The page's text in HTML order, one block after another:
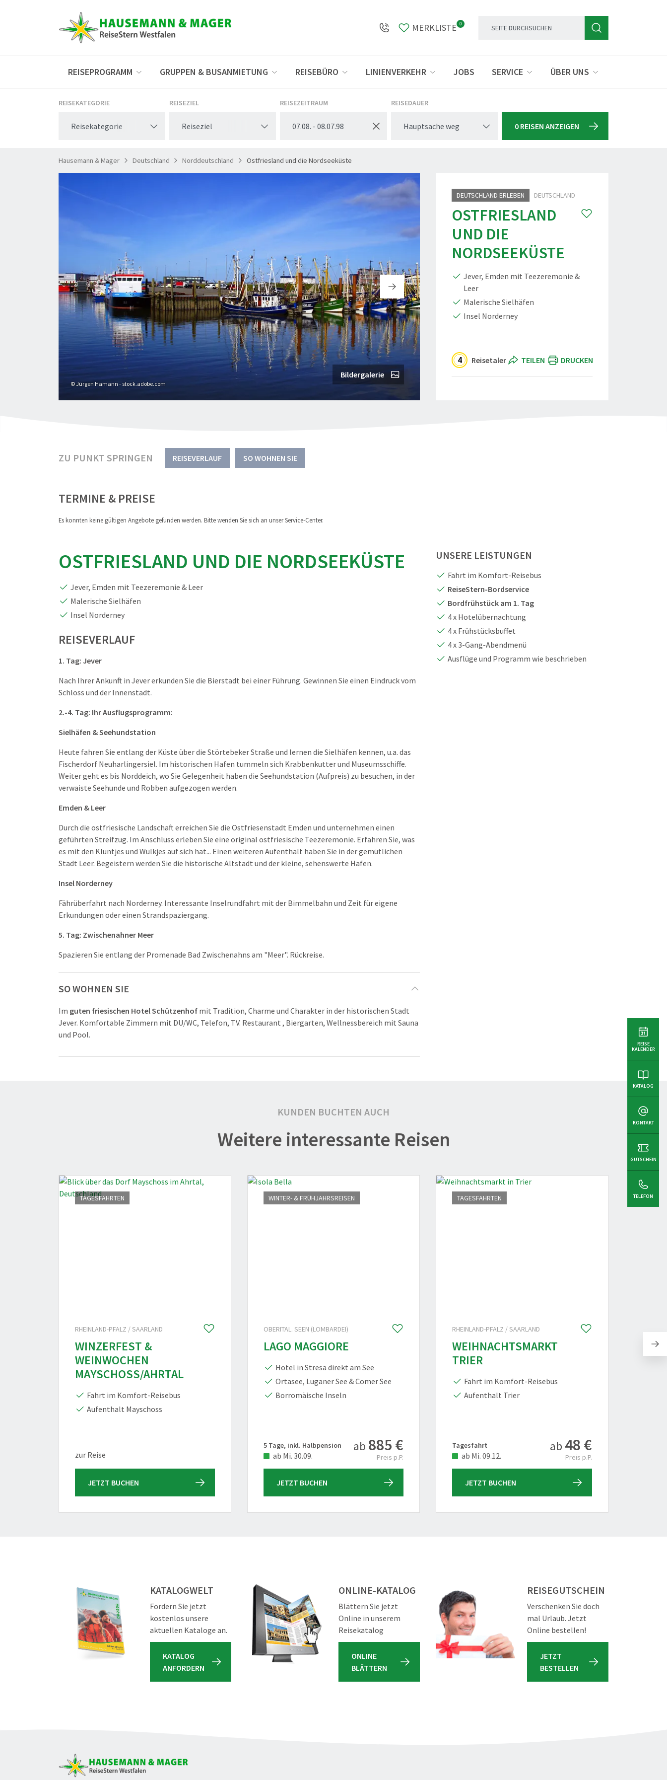
Öffnungszeiten
MERKLISTE 0
REISEPROGRAMM GRUPPEN & BUSANMIETUNG REISEBÜRO LINIENVERKEHR JOBS SERVICE ÜBER UNS
REISEKATEGORIE
Reisekategorie
REISEZIEL
Reiseziel
REISEZEITRAUM REISEDAUER
Hauptsache weg 0 REISEN ANZEIGEN
Hausemann & Mager Deutschland Norddeutschland Ostfriesland und die Nordseeküste
© Jürgen Hamann - stock.adobe.com
Bildergalerie
DEUTSCHLAND ERLEBEN DEUTSCHLAND
OSTFRIESLAND
UND DIE
NORDSEEKÜSTE
Jever, Emden mit Teezeremonie &
Leer
Malerische Sielhäfen
Insel Norderney
4 Reisetaler TEILEN DRUCKEN
ZU PUNKT SPRINGEN REISEVERLAUF SO WOHNEN SIE
TERMINE & PREISE
Es konnten keine gültigen Angebote gefunden werden. Bitte wenden Sie sich an unser Service-Center.
OSTFRIESLAND UND DIE NORDSEEKÜSTE
Jever, Emden mit Teezeremonie & Leer
Malerische Sielhäfen
Insel Norderney
REISEVERLAUF
1. Tag: Jever
Nach Ihrer Ankunft in Jever erkunden Sie die Bierstadt bei einer Führung. Gewinnen Sie einen Eindruck vom
Schloss und der Innenstadt.
2.-4. Tag: Ihr Ausflugsprogramm:
Sielhäfen & Seehundstation
Heute fahren Sie entlang der Küste über die Störtebeker Straße und lernen die Sielhäfen kennen, u.a. das
Fischerdorf Neuharlingersiel. Im historischen Hafen tummeln sich Krabbenkutter und Museumsschiffe.
Weiter geht es bis Norddeich, wo Sie Gelegenheit haben die Seehundstation (Aufpreis) zu besuchen, in der
verwaiste Seehunde und Robben aufgezogen werden.
Emden & Leer
Durch die ostfriesische Landschaft erreichen Sie die Ostfriesenstadt Emden und unternehmen einen
geführten Streifzug. Im Anschluss erleben Sie eine original ostfriesische Teezeremonie. Erfahren Sie, was
es mit den Kluntjes und Wulkjes auf sich hat... Einen weiteren Aufenthalt haben Sie in der gemütlichen
Stadt Leer. Begeistern werden Sie die historische Altstadt und der kleine, sehenswerte Hafen.
Insel Norderney
Fährüberfahrt nach Norderney. Interessante Inselrundfahrt mit der Bimmelbahn und Zeit für eigene
Erkundungen oder einen Strandspaziergang.
5. Tag: Zwischenahner Meer
Spazieren Sie entlang der Promenade Bad Zwischenahns am "Meer". Rückreise.
SO WOHNEN SIE
Im guten friesischen Hotel Schützenhof mit Tradition, Charme und Charakter in der historischen Stadt
Jever. Komfortable Zimmern mit DU/WC, Telefon, TV. Restaurant , Biergarten, Wellnessbereich mit Sauna
und Pool.
UNSERE LEISTUNGEN
Fahrt im Komfort-Reisebus
ReiseStern-Bordservice
Bordfrühstück am 1. Tag
4 x Hotelübernachtung
4 x Frühstücksbuffet
4 x 3-Gang-Abendmenü
Ausflüge und Programm wie beschrieben
KUNDEN BUCHTEN AUCH
Weitere interessante Reisen
TAGESFAHRTEN
RHEINLAND-PFALZ / SAARLAND
WINZERFEST &
WEINWOCHEN
MAYSCHOSS/AHRTAL
Fahrt im Komfort-Reisebus
Aufenthalt Mayschoss
zur Reise
JETZT BUCHEN
WINTER- & FRÜHJAHRSREISEN
OBERITAL. SEEN (LOMBARDEI)
LAGO MAGGIORE
Hotel in Stresa direkt am See
Ortasee, Luganer See & Comer See
Borromäische Inseln
5 Tage, inkl. Halbpension
ab Mi. 30.09.
ab 885 €
Preis p.P.
JETZT BUCHEN
TAGESFAHRTEN
RHEINLAND-PFALZ / SAARLAND
WEIHNACHTSMARKT
TRIER
Fahrt im Komfort-Reisebus
Aufenthalt Trier
Tagesfahrt
ab Mi. 09.12.
ab 48 €
Preis p.P.
JETZT BUCHEN
REISE
KALENDER
KATALOG
KONTAKT
GUTSCHEIN
TELEFON
KATALOGWELT
Fordern Sie jetzt
kostenlos unsere
aktuellen Kataloge an.
KATALOG
ANFORDERN
ONLINE-KATALOG
Blättern Sie jetzt
Online in unserem
Reisekatalog
ONLINE
BLÄTTERN
REISEGUTSCHEIN
Verschenken Sie doch
mal Urlaub. Jetzt
Online bestellen!
JETZT
BESTELLEN